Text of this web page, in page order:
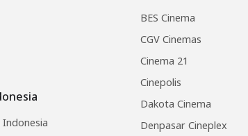
Indonesia
BES Cinema
CGV Cinemas
Cinema 21
Cinepolis
Dakota Cinema
Denpasar Cineplex